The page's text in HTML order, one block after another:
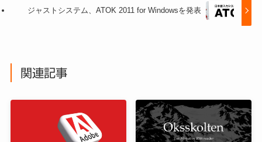
ジャストシステム、ATOK 2011 for Windowsを発表
関連記事